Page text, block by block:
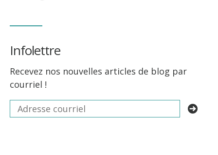
Infolettre
Recevez nos nouvelles articles de blog par
courriel !